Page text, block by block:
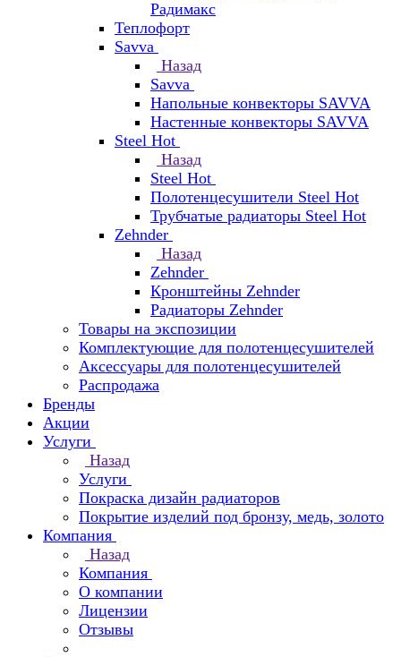
Радимакс
Теплофорт
Savva
Назад
Savva
Напольные конвекторы SAVVA
Настенные конвекторы SAVVA
Steel Hot
Назад
Steel Hot
Полотенцесушители Steel Hot
Трубчатые радиаторы Steel Hot
Zehnder
Назад
Zehnder
Кронштейны Zehnder
Радиаторы Zehnder
Товары на экспозиции
Комплектующие для полотенцесушителей
Аксессуары для полотенцесушителей
Распродажа
Бренды
Акции
Услуги
Назад
Услуги
Покраска дизайн радиаторов
Покрытие изделий под бронзу, медь, золото
Компания
Назад
Компания
О компании
Лицензии
Отзывы